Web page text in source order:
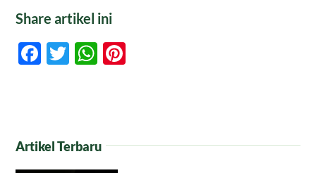
Share artikel ini
Facebook
TwitterWhatsApp
Artikel Terbaru